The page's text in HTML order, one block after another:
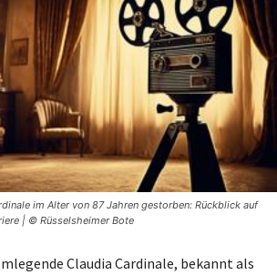
im Alter von 87 Jahren gestorben: Rückblick auf
| © Rüsselsheimer Bote
Claudia Cardinale, bekannt als